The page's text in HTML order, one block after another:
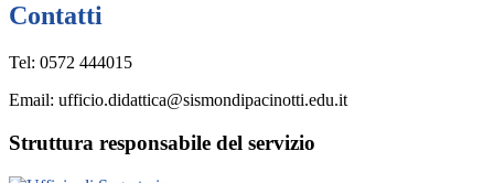
Contatti
Tel: 0572 444015
Email: ufficio.didattica@sismondipacinotti.edu.it
Struttura responsabile del servizio